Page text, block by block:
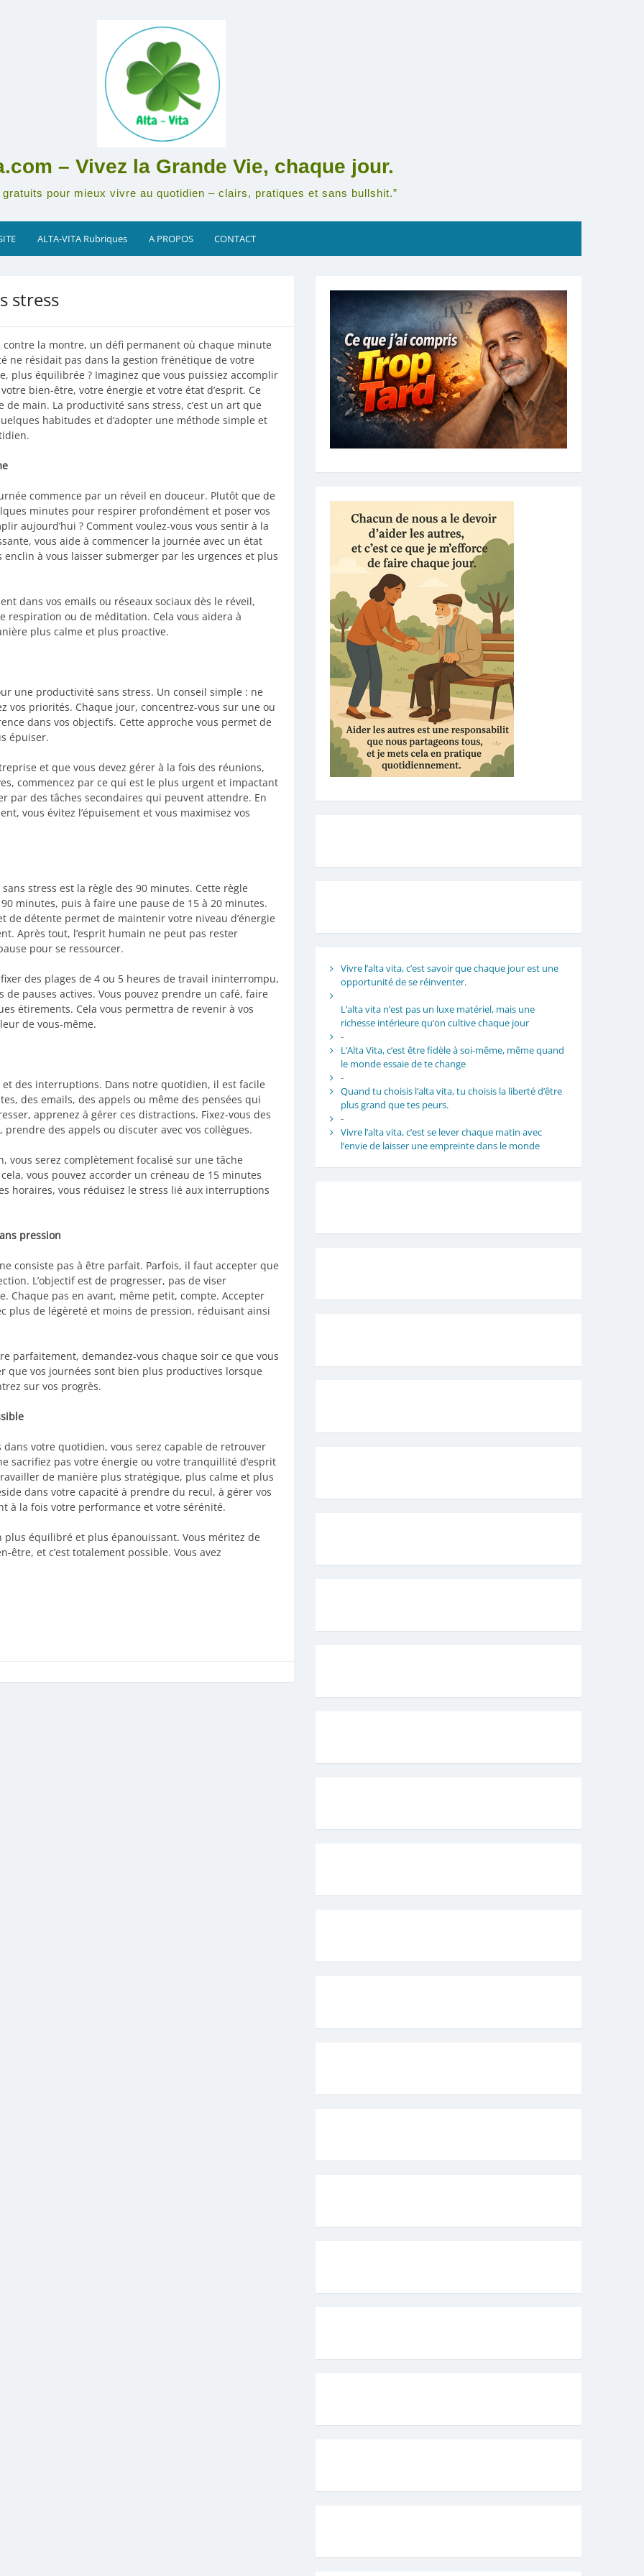
– Vivez la Grande Vie, chaque jour.
gratuits pour mieux vivre au quotidien – clairs, pratiques et sans bullshit.”
ALTA-VITA Rubriques A PROPOS CONTACT
stress
la montre, un défi permanent où chaque minute
ne résidait pas dans la gestion frénétique de votre
plus équilibrée ? Imaginez que vous puissiez accomplir
bien-être, votre énergie et votre état d’esprit. Ce
main. La productivité sans stress, c’est un art que
habitudes et d’adopter une méthode simple et
commence par un réveil en douceur. Plutôt que de
minutes pour respirer profondément et poser vos
aujourd’hui ? Comment voulez-vous vous sentir à la
vous aide à commencer la journée avec un état
à vous laisser submerger par les urgences et plus
dans vos emails ou réseaux sociaux dès le réveil,
respiration ou de méditation. Cela vous aidera à
plus calme et plus proactive.
une productivité sans stress. Un conseil simple : ne
vos priorités. Chaque jour, concentrez-vous sur une ou
dans vos objectifs. Cette approche vous permet de
épuiser.
et que vous devez gérer à la fois des réunions,
commencez par ce qui est le plus urgent et impactant
par des tâches secondaires qui peuvent attendre. En
vous évitez l’épuisement et vous maximisez vos
stress est la règle des 90 minutes. Cette règle
minutes, puis à faire une pause de 15 à 20 minutes.
de détente permet de maintenir votre niveau d’énergie
Après tout, l’esprit humain ne peut pas rester
pour se ressourcer.
des plages de 4 ou 5 heures de travail ininterrompu,
pauses actives. Vous pouvez prendre un café, faire
étirements. Cela vous permettra de revenir à vos
de vous-même.
des interruptions. Dans notre quotidien, il est facile
des emails, des appels ou même des pensées qui
apprenez à gérer ces distractions. Fixez-vous des
des appels ou discuter avec vos collègues.
vous serez complètement focalisé sur une tâche
vous pouvez accorder un créneau de 15 minutes
horaires, vous réduisez le stress lié aux interruptions
pression
consiste pas à être parfait. Parfois, il faut accepter que
L’objectif est de progresser, pas de viser
Chaque pas en avant, même petit, compte. Accepter
plus de légèreté et moins de pression, réduisant ainsi
parfaitement, demandez-vous chaque soir ce que vous
que vos journées sont bien plus productives lorsque
sur vos progrès.
votre quotidien, vous serez capable de retrouver
sacrifiez pas votre énergie ou votre tranquillité d’esprit
de manière plus stratégique, plus calme et plus
dans votre capacité à prendre du recul, à gérer vos
à la fois votre performance et votre sérénité.
équilibré et plus épanouissant. Vous méritez de
et c’est totalement possible. Vous avez
Vivre l’alta vita, c’est savoir que chaque jour est une
opportunité de se réinventer.
L’alta vita n’est pas un luxe matériel, mais une
richesse intérieure qu’on cultive chaque jour
-
L’Alta Vita, c’est être fidèle à soi-même, même quand
le monde essaie de te change
-
Quand tu choisis l’alta vita, tu choisis la liberté d’être
plus grand que tes peurs.
-
Vivre l’alta vita, c’est se lever chaque matin avec
l’envie de laisser une empreinte dans le monde